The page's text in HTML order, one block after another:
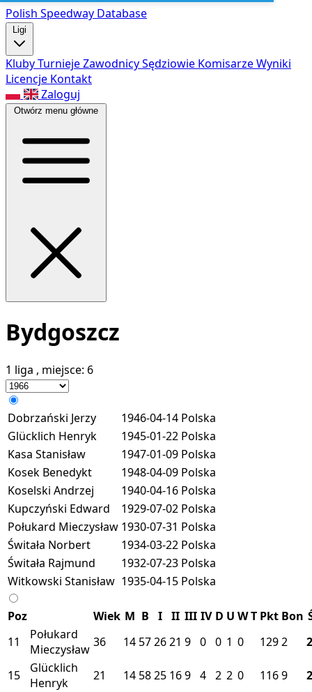
Polish Speedway Database
Ligi
KlubyTurniejeZawodnicySędziowie KomisarzeWyniki
Licencje Kontakt
Zaloguj
Otwórz menu główne
Bydgoszcz
1 liga , miejsce: 6
Dobrzański Jerzy 1946-04-14 Polska
Glücklich Henryk
1945-01-22 Polska
Kasa Stanisław
1947-01-09 Polska
Kosek Benedykt
1948-04-09 Polska
Koselski Andrzej
1940-04-16 Polska
Kupczyński Edward
1929-07-02 Polska
Połukard Mieczysław 1930-07-31 Polska
Świtała Norbert
1934-03-22 Polska
Świtała Rajmund
1932-07-23 Polska
Witkowski Stanisław 1935-04-15 Polska
Poz Wiek M B I II III IV D U WT Pkt Bon
11
Połukard
Mieczysław 36 14 572621 9 0 0 1 0 1292
15
Glücklich
Henryk
21 14 5825 169 4 2 2 0 1169